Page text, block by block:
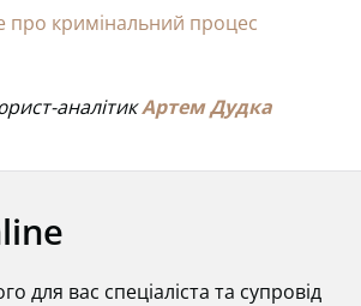
про кримінальний процес
аналітикАртем Дудка
для вас спеціаліста та супровід